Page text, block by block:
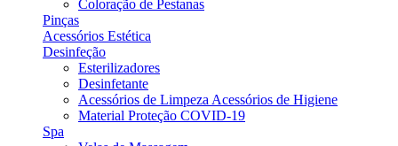
Coloração de Pestanas
Pinças
Acessórios Estética
Desinfeção
Esterilizadores
Desinfetante
Acessórios de Limpeza Acessórios de Higiene
Material Proteção COVID-19
Spa